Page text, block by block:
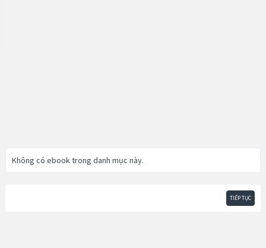
Không có ebook trong danh mục này.
TIẾP TỤC